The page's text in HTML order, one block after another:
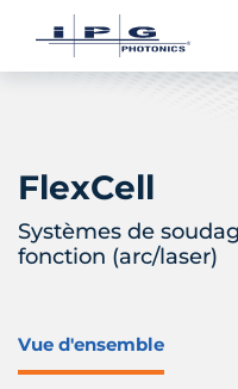
FlexCell
Systèmes de
fonction (arc/laser)
Vue d'ensemble